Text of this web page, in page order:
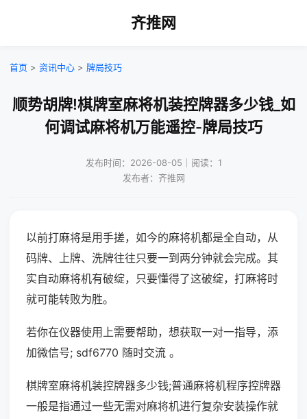
齐推网
首页 > 资讯中心 > 牌局技巧
顺势胡牌!棋牌室麻将机装控牌器多少钱_如
何调试麻将机万能遥控-牌局技巧
发布时间：2026-08-05｜阅读：1
发布者：齐推网
以前打麻将是用手搓，如今的麻将机都是全自动，从
码牌、上牌、洗牌往往只要一到两分钟就会完成。其
实自动麻将机有破绽，只要懂得了这破绽，打麻将时
就可能转败为胜。
若你在仪器使用上需要帮助，想获取一对一指导，添
加微信号; sdf6770 随时交流 。
棋牌室麻将机装控牌器多少钱;普通麻将机程序控牌器
一般是指通过一些无需对麻将机进行复杂安装操作就